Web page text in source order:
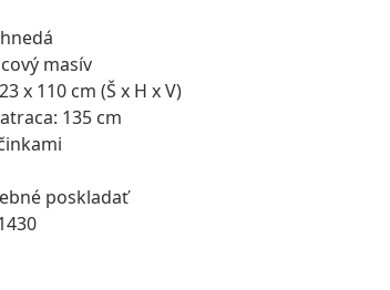
masív
x 110 cm (Š x H x V)
135 cm
poskladať